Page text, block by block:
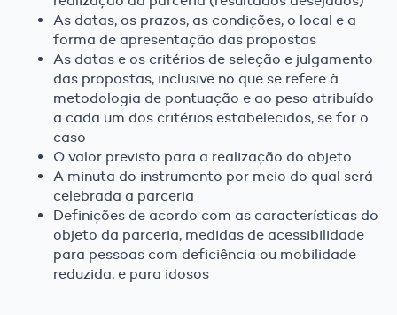
As datas, os prazos, as condições, o local e a
forma de apresentação das propostas
As datas e os critérios de seleção e julgamento
das propostas, inclusive no que se refere à
metodologia de pontuação e ao peso atribuído
a cada um dos critérios estabelecidos, se for o
caso
O valor previsto para a realização do objeto
A minuta do instrumento por meio do qual será
celebrada a parceria
Definições de acordo com as características do
objeto da parceria, medidas de acessibilidade
para pessoas com deficiência ou mobilidade
reduzida, e para idosos